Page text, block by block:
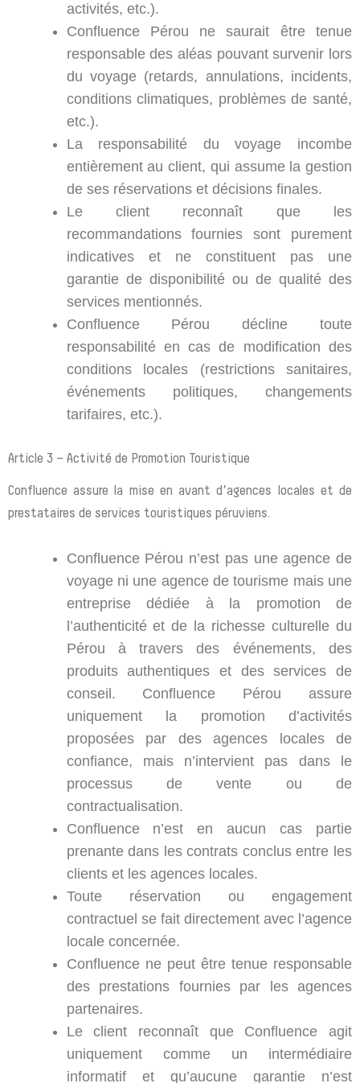
activités, etc.).
Confluence Pérou ne saurait être tenue
responsable des aléas pouvant survenir lors
du voyage (retards, annulations, incidents,
conditions climatiques, problèmes de santé,
etc.).
La responsabilité du voyage incombe
entièrement au client, qui assume la gestion
de ses réservations et décisions finales.
Le client reconnaît que les
recommandations fournies sont purement
indicatives et ne constituent pas une
garantie de disponibilité ou de qualité des
services mentionnés.
Confluence Pérou décline toute
responsabilité en cas de modification des
conditions locales (restrictions sanitaires,
événements politiques, changements
tarifaires, etc.).
Article 3 – Activité de Promotion Touristique
Confluence assure la mise en avant d’agences locales et de
prestataires de services touristiques péruviens.
Confluence Pérou n’est pas une agence de
voyage ni une agence de tourisme mais une
entreprise dédiée à la promotion de
l’authenticité et de la richesse culturelle du
Pérou à travers des événements, des
produits authentiques et des services de
conseil. Confluence Pérou assure
uniquement la promotion d’activités
proposées par des agences locales de
confiance, mais n’intervient pas dans le
processus de vente ou de
contractualisation.
Confluence n’est en aucun cas partie
prenante dans les contrats conclus entre les
clients et les agences locales.
Toute réservation ou engagement
contractuel se fait directement avec l’agence
locale concernée.
Confluence ne peut être tenue responsable
des prestations fournies par les agences
partenaires.
Le client reconnaît que Confluence agit
uniquement comme un intermédiaire
informatif et qu’aucune garantie n’est